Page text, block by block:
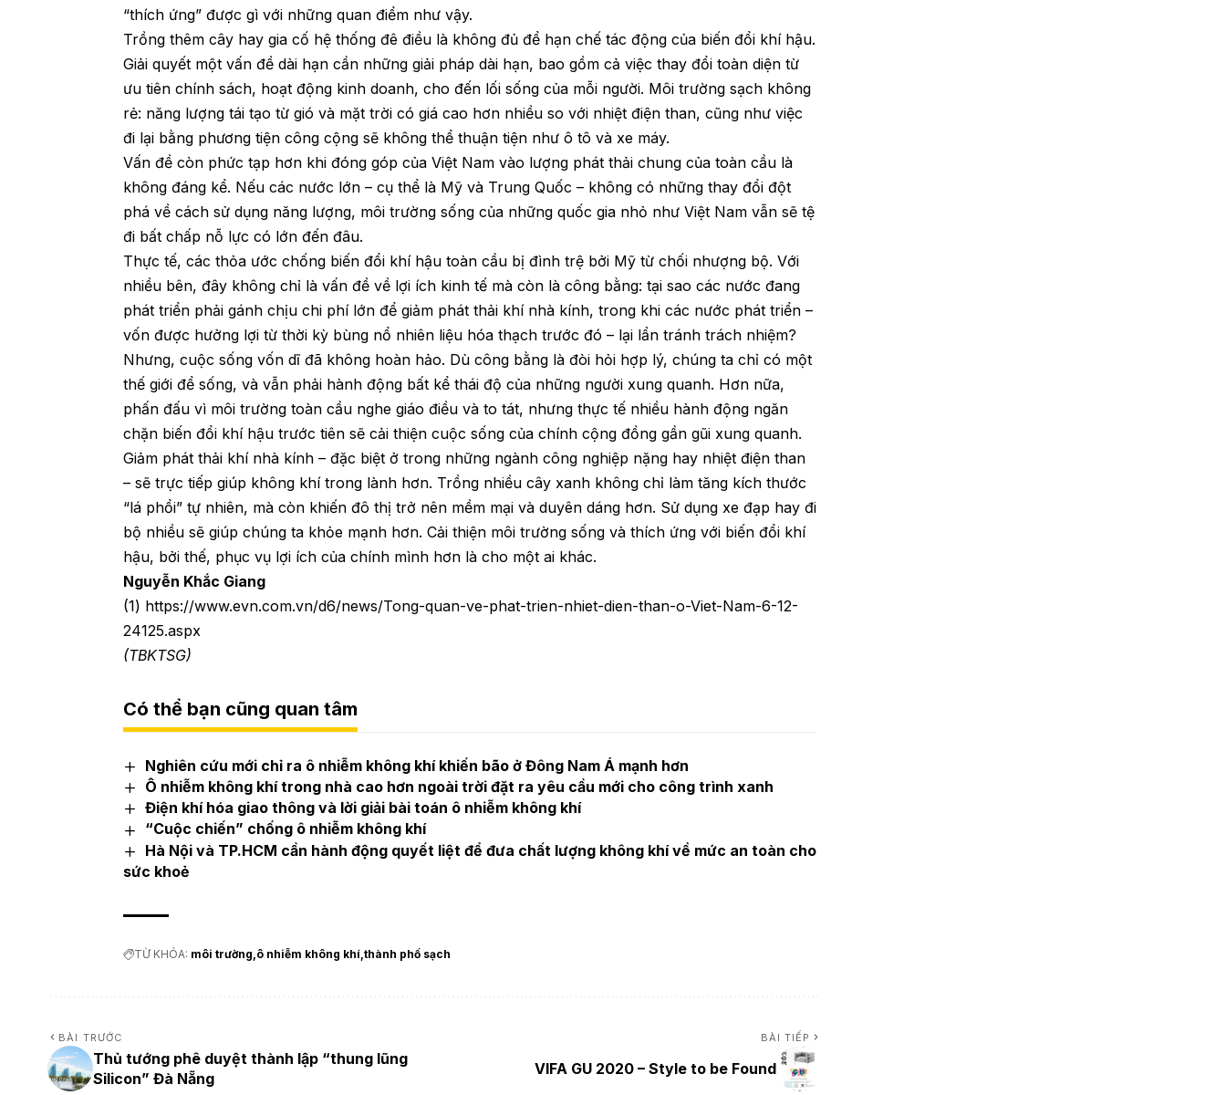
“thích ứng” được gì với những quan điểm như vậy.
Trồng thêm cây hay gia cố hệ thống đê điều là không đủ để hạn chế tác động của biến đổi khí hậu.
Giải quyết một vấn đề dài hạn cần những giải pháp dài hạn, bao gồm cả việc thay đổi toàn diện từ
ưu tiên chính sách, hoạt động kinh doanh, cho đến lối sống của mỗi người. Môi trường sạch không
rẻ: năng lượng tái tạo từ gió và mặt trời có giá cao hơn nhiều so với nhiệt điện than, cũng như việc
đi lại bằng phương tiện công cộng sẽ không thể thuận tiện như ô tô và xe máy.
Vấn đề còn phức tạp hơn khi đóng góp của Việt Nam vào lượng phát thải chung của toàn cầu là
không đáng kể. Nếu các nước lớn – cụ thể là Mỹ và Trung Quốc – không có những thay đổi đột
phá về cách sử dụng năng lượng, môi trường sống của những quốc gia nhỏ như Việt Nam vẫn sẽ tệ
đi bất chấp nỗ lực có lớn đến đâu.
Thực tế, các thỏa ước chống biến đổi khí hậu toàn cầu bị đình trệ bởi Mỹ từ chối nhượng bộ. Với
nhiều bên, đây không chỉ là vấn đề về lợi ích kinh tế mà còn là công bằng: tại sao các nước đang
phát triển phải gánh chịu chi phí lớn để giảm phát thải khí nhà kính, trong khi các nước phát triển –
vốn được hưởng lợi từ thời kỳ bùng nổ nhiên liệu hóa thạch trước đó – lại lẩn tránh trách nhiệm?
Nhưng, cuộc sống vốn dĩ đã không hoàn hảo. Dù công bằng là đòi hỏi hợp lý, chúng ta chỉ có một
thế giới để sống, và vẫn phải hành động bất kể thái độ của những người xung quanh. Hơn nữa,
phấn đấu vì môi trường toàn cầu nghe giáo điều và to tát, nhưng thực tế nhiều hành động ngăn
chặn biến đổi khí hậu trước tiên sẽ cải thiện cuộc sống của chính cộng đồng gần gũi xung quanh.
Giảm phát thải khí nhà kính – đặc biệt ở trong những ngành công nghiệp nặng hay nhiệt điện than
– sẽ trực tiếp giúp không khí trong lành hơn. Trồng nhiều cây xanh không chỉ làm tăng kích thước
“lá phổi” tự nhiên, mà còn khiến đô thị trở nên mềm mại và duyên dáng hơn. Sử dụng xe đạp hay đi
bộ nhiều sẽ giúp chúng ta khỏe mạnh hơn. Cải thiện môi trường sống và thích ứng với biến đổi khí
hậu, bởi thế, phục vụ lợi ích của chính mình hơn là cho một ai khác.
Nguyễn Khắc Giang
(1) https://www.evn.com.vn/d6/news/Tong-quan-ve-phat-trien-nhiet-dien-than-o-Viet-Nam-6-12-
24125.aspx
(TBKTSG)
Có thể bạn cũng quan tâm
Nghiên cứu mới chỉ ra ô nhiễm không khí khiến bão ở Đông Nam Á mạnh hơn
Ô nhiễm không khí trong nhà cao hơn ngoài trời đặt ra yêu cầu mới cho công trình xanh
Điện khí hóa giao thông và lời giải bài toán ô nhiễm không khí
“Cuộc chiến” chống ô nhiễm không khí
Hà Nội và TP.HCM cần hành động quyết liệt để đưa chất lượng không khí về mức an toàn cho
sức khoẻ
TỪ KHÓA: môi trường ô nhiễm không khí thành phố sạch
BÀI TRƯỚC
Thủ tướng phê duyệt thành lập “thung lũng
Silicon” Đà Nẵng
BÀI TIẾP
VIFA GU 2020 – Style to be Found